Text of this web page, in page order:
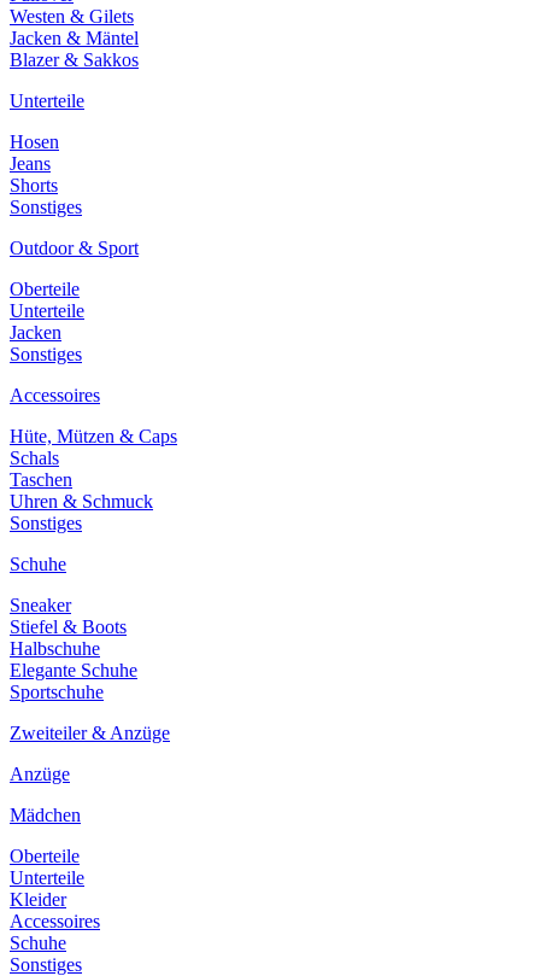
Westen & Gilets
Jacken & Mäntel
Blazer & Sakkos
Unterteile
Hosen
Jeans
Shorts
Sonstiges
Outdoor & Sport
Oberteile
Unterteile
Jacken
Sonstiges
Accessoires
Hüte, Mützen & Caps
Schals
Taschen
Uhren & Schmuck
Sonstiges
Schuhe
Sneaker
Stiefel & Boots
Halbschuhe
Elegante Schuhe
Sportschuhe
Zweiteiler & Anzüge
Anzüge
Mädchen
Oberteile
Unterteile
Kleider
Accessoires
Schuhe
Sonstiges